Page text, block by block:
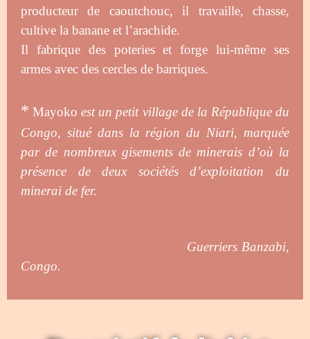
producteur de caoutchouc, il travaille, chasse,
cultive la banane et l’arachide.
Il fabrique des poteries et forge lui-même ses
armes avec des cercles de barriques.
* Mayokoest un petit village de la République du
Congo, situé dans la région du Niari, marquée
par de nombreux gisements de minerais d’où la
présence de deux sociétés d’exploitation du
minerai de fer.
Guerriers Banzabi,
Congo.